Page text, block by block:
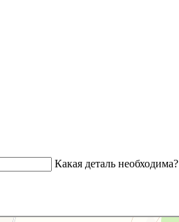
Какая деталь необходима?